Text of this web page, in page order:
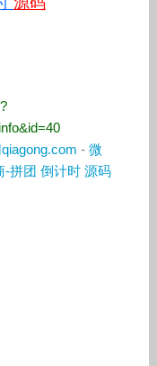
- 微
-拼团 倒计时 源码